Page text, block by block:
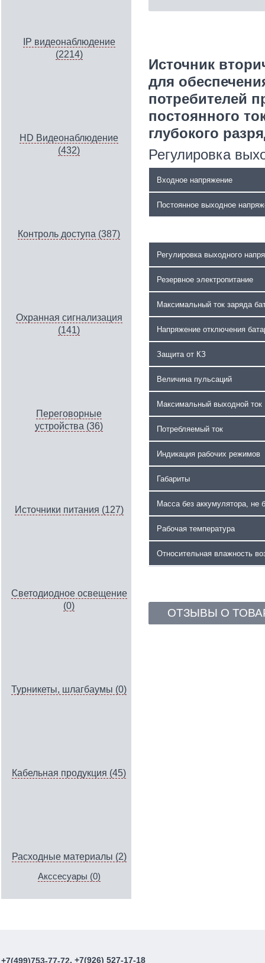
IP видеонаблюдение
(2214)
HD Видеонаблюдение
(432)
Контроль доступа (387)
Охранная сигнализация
(141)
Переговорные
устройства (36)
Источники питания (127)
Светодиодное освещение
(0)
Турникеты, шлагбаумы (0)
Кабельная продукция (45)
Расходные материалы (2)
Акссесуары (0)
Источник
для
потребителей
постоянного
глубокого
Регулировка
Входное напряжение
Постоянное выходное
Регулировка выходного
Резервное электропитание
Максимальный ток заряда
Напряжение отключения
Защита от КЗ
Величина пульсаций
Максимальный выходной ток
Потребляемый ток
Индикация рабочих режимов
Габариты
Масса без аккумулятора, не
Рабочая температура
Относительная влажность
ОТЗЫВЫ О
+7(499)753-77-72, +7(926) 527-17-18